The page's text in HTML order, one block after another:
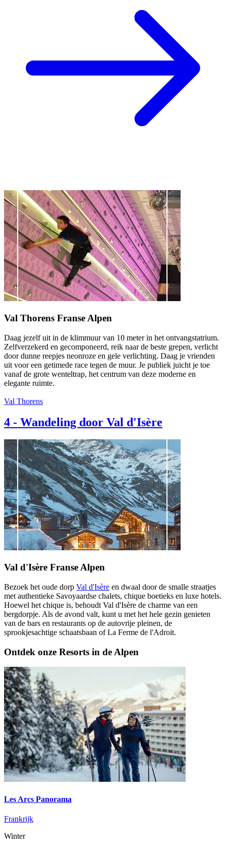
Val Thorens Franse Alpen
Daag jezelf uit in de klimmuur van 10 meter in het ontvangstatrium.
Zelfverzekerd en gecomponeerd, reik naar de beste grepen, verlicht
door dunne reepjes neonroze en gele verlichting. Daag je vrienden
uit voor een getimede race tegen de muur. Je publiek juicht je toe
vanaf de grote wenteltrap, het centrum van deze moderne en
elegante ruimte.
Val Thorens
4 - Wandeling door Val d'Isère
Val d'Isère Franse Alpen
Bezoek het oude dorp Val d'Isère en dwaal door de smalle straatjes
met authentieke Savoyaardse chalets, chique boetieks en luxe hotels.
Hoewel het chique is, behoudt Val d'Isère de charme van een
bergdorpje. Als de avond valt, kunt u met het hele gezin genieten
van de bars en restaurants op de autovrije pleinen, de
sprookjesachtige schaatsbaan of La Ferme de l'Adroit.
Ontdek onze Resorts in de Alpen
Les Arcs Panorama
Frankrijk
Winter